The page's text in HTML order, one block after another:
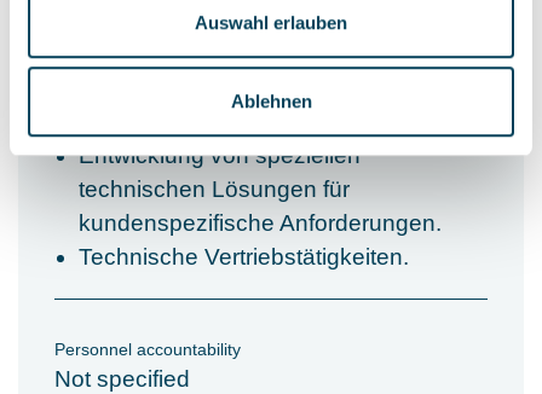
Auswahl erlauben
Ablehnen
Angeboten für einzelne Projekte.
Koordination von Planung und
Entwicklung von speziellen
technischen Lösungen für
kundenspezifische Anforderungen.
Technische Vertriebstätigkeiten.
Personnel accountability
Not specified